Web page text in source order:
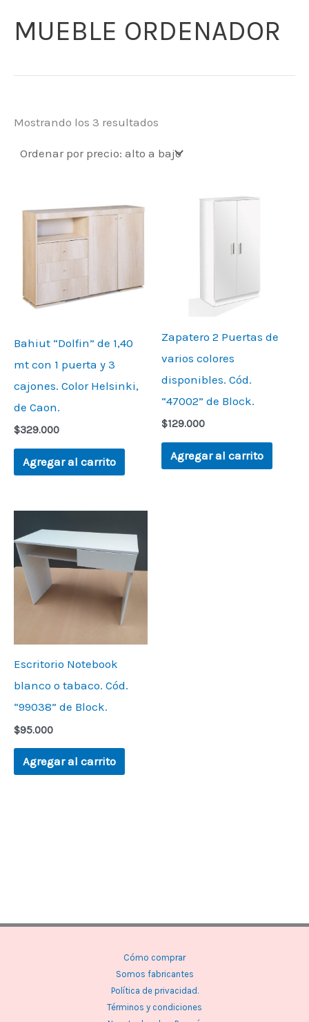
MUEBLE ORDENADOR
Mostrando los 3 resultados
Bahiut “Dolfin” de 1,40
mt con 1 puerta y 3
cajones. Color Helsinki,
de Caon.
$329.000
Agregar al carrito
Zapatero 2 Puertas de
varios colores
disponibles. Cód.
“47002” de Block.
$129.000
Agregar al carrito
Escritorio Notebook
blanco o tabaco. Cód.
“99038” de Block.
$95.000
Agregar al carrito
Cómo comprar
Somos fabricantes
Política de privacidad.
Términos y condiciones